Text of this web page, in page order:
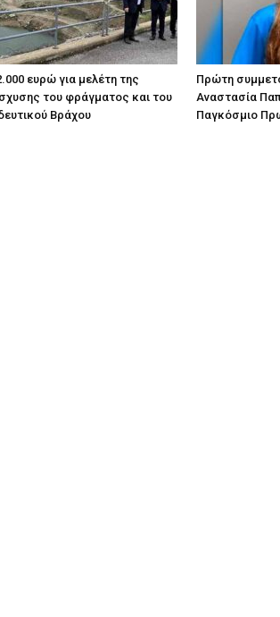
ευρώ για μελέτη της
του φράγματος και του
Βράχου
Πρώτη
Αναστασία
Παγκόσμιο